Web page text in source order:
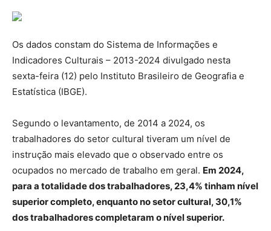
Os dados constam do Sistema de Informações e
Indicadores Culturais – 2013-2024 divulgado nesta
sexta-feira (12) pelo Instituto Brasileiro de Geografia e
Estatística (IBGE).
Segundo o levantamento, de 2014 a 2024, os
trabalhadores do setor cultural tiveram um nível de
instrução mais elevado que o observado entre os
ocupados no mercado de trabalho em geral. Em 2024,
para a totalidade dos trabalhadores, 23,4% tinham nível
superior completo, enquanto no setor cultural, 30,1%
dos trabalhadores completaram o nível superior.